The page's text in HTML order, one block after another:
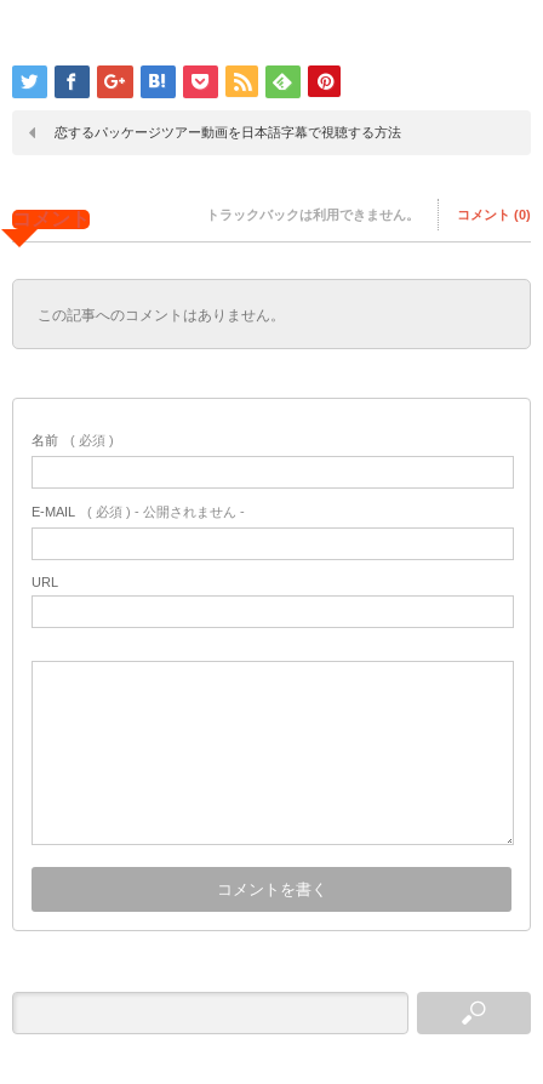
恋するパッケージツアー動画を日本語字幕で視聴する方法
コメント トラックバックは利用できません。 コメント (0)
この記事へのコメントはありません。
名前 ( 必須 )
E-MAIL ( 必須 ) - 公開されません -
URL